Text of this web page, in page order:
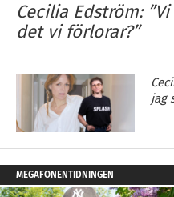
Cecilia Edström:
det vi förlorar?”
jag
MEGAFONENTIDNINGEN